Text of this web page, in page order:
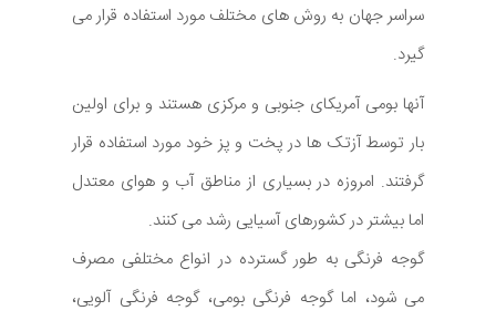
سراسر جهان به روش های مختلف مورد استفاده قرار می
گیرد.
آنها بومی آمریکای جنوبی و مرکزی هستند و برای اولین
بار توسط آزتک ها در پخت و پز خود مورد استفاده قرار
گرفتند. امروزه در بسیاری از مناطق آب و هوای معتدل
اما بیشتر در کشورهای آسیایی رشد می کنند.
گوجه فرنگی به طور گسترده در انواع مختلفی مصرف
می شود، اما گوجه فرنگی بومی، گوجه فرنگی آلویی،